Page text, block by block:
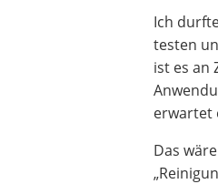
Ich
testen
ist es an
erwartet
Das